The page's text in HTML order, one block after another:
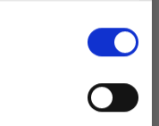
Alle Optionen
zu